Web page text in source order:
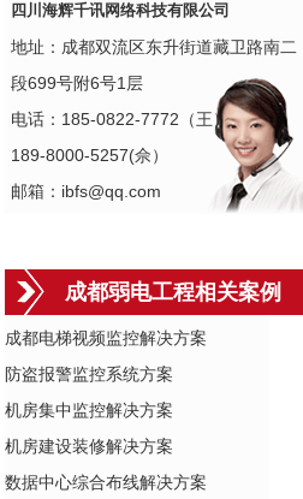
四川海辉千讯网络科技有限公司
地址：成都双流区东升街道藏卫路南二
段699号附6号1层
电话：185-0822-7772（王）
189-8000-5257(佘）
邮箱：ibfs@qq.com
成都弱电工程相关案例
成都电梯视频监控解决方案
防盗报警监控系统方案
机房集中监控解决方案
机房建设装修解决方案
数据中心综合布线解决方案